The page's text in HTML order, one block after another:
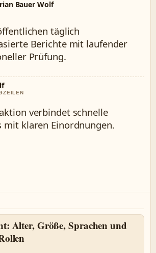
Bauer Wolf
täglich
Berichte mit laufender
Prüfung.
verbindet schnelle
mit klaren Einordnungen.
Alter, Größe, Sprachen und